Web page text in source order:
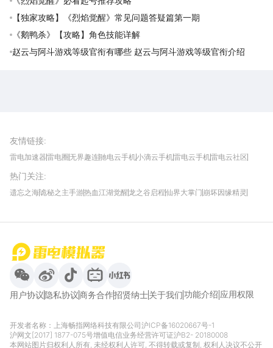
【独家攻略】《烈焰觉醒》常见问题答疑篇第一期
《鹅鸭杀》【攻略】角色技能详解
赵云与阿斗游戏等级官衔有哪些 赵云与阿斗游戏等级官衔介绍
友情链接:
雷电加速器雷电圈无界趣连驰电云手机小滴云手机雷电云手机雷电云社区
我爱vr网华军软件园
热门关注:
遗忘之海诡秘之主手游热血江湖觉醒龙之谷启程仙界大掌门 崩坏因缘精灵
用户协议隐私协议商务合作招贤纳士关于我们功能介绍 应用权限
开发者名称：上海畅指网络科技有限公司沪ICP备16020667号-1
沪网文[2017] 1877-075号增值电信业务经营许可证沪B2- 20180008
本网站图片归权利人所有, 未经权利人许可, 不得转载或复制, 权利人决议不公开
首页
微信
微博 抖音 哔哩哔哩